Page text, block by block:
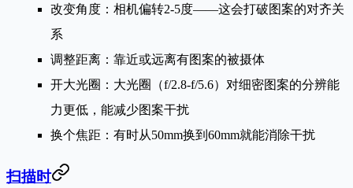
改变角度 ：相机偏转2-5度——这会打破图案的对齐关
系
调整距离 ：靠近或远离有图案的被摄体
开大光圈 ：大光圈（f/2.8-f/5.6）对细密图案的分辨能
力更低，能减少图案干扰
换个焦距 ：有时从50mm换到60mm就能消除干扰
扫描时